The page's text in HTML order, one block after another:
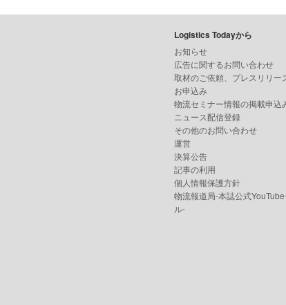
Logistics Todayから
お知らせ
広告に関するお問い合わせ
取材のご依頼、プレスリリー
お申込み
物流セミナー情報の掲載申込
ニュース配信登録
その他のお問い合わせ
運営
決算公告
記事の利用
個人情報保護方針
物流報道局-本誌公式
ル-